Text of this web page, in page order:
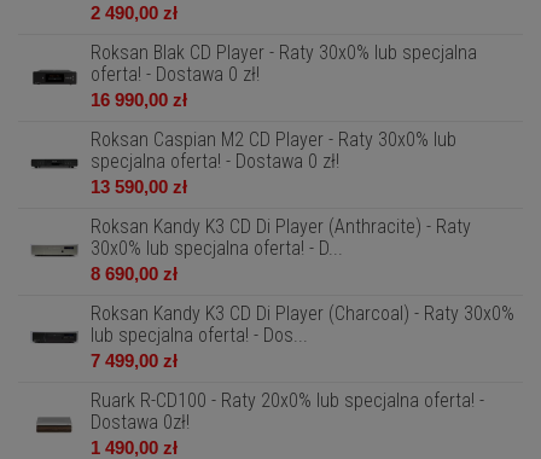
2 490,00 zł
Roksan Blak CD Player - Raty 30x0% lub specjalna
oferta! - Dostawa 0 zł!
16 990,00 zł
Roksan Caspian M2 CD Player - Raty 30x0% lub
specjalna oferta! - Dostawa 0 zł!
13 590,00 zł
Roksan Kandy K3 CD Di Player (Anthracite) - Raty
30x0% lub specjalna oferta! - D...
8 690,00 zł
Roksan Kandy K3 CD Di Player (Charcoal) - Raty 30x0%
lub specjalna oferta! - Dos...
7 499,00 zł
Ruark R-CD100 - Raty 20x0% lub specjalna oferta! -
Dostawa 0zł!
1 490,00 zł